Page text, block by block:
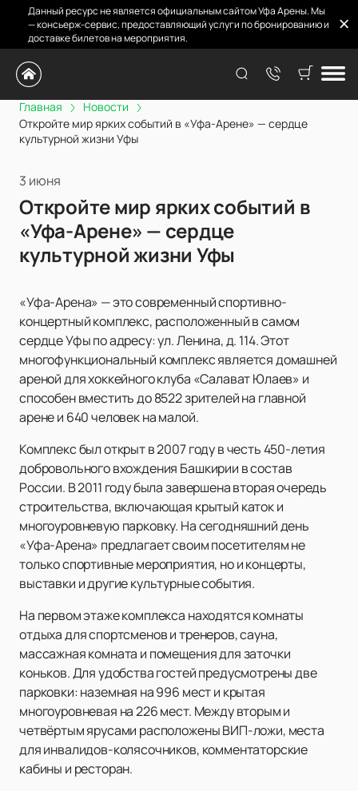
Данный ресурс не является официальным сайтом Уфа Арены. Мы
— консьерж-сервис, предоставляющий услуги по бронированию и
доставке билетов на мероприятия.
Главная
Новости
Откройте мир ярких событий в «Уфа-Арене» — сердце
культурной жизни Уфы
3 июня
Откройте мир ярких событий в
«Уфа-Арене» — сердце
культурной жизни Уфы
«Уфа-Арена» — это современный спортивно-
концертный комплекс, расположенный в самом
сердце Уфы по адресу: ул. Ленина, д. 114. Этот
многофункциональный комплекс является домашней
ареной для хоккейного клуба «Салават Юлаев» и
способен вместить до 8522 зрителей на главной
арене и 640 человек на малой.
Комплекс был открыт в 2007 году в честь 450-летия
добровольного вхождения Башкирии в состав
России. В 2011 году была завершена вторая очередь
строительства, включающая крытый каток и
многоуровневую парковку. На сегодняшний день
«Уфа-Арена» предлагает своим посетителям не
только спортивные мероприятия, но и концерты,
выставки и другие культурные события.
На первом этаже комплекса находятся комнаты
отдыха для спортсменов и тренеров, сауна,
массажная комната и помещения для заточки
коньков. Для удобства гостей предусмотрены две
парковки: наземная на 996 мест и крытая
многоуровневая на 226 мест. Между вторым и
четвёртым ярусами расположены ВИП-ложи, места
для инвалидов-колясочников, комментаторские
кабины и ресторан.